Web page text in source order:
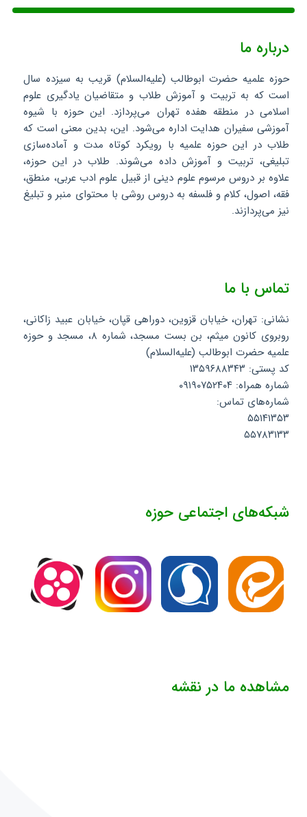
درباره ما
حوزه علمیه حضرت ابوطالب (علیه‌السلام) قریب به سیزده سال
است که به تربیت و آموزش طلاب و متقاضیان یادگیری علوم
اسلامی در منطقه هفده تهران می‌پردازد. این حوزه با شیوه
آموزشی سفیران هدایت اداره می‌شود. این، بدین معنی است که
طلاب در این حوزه علمیه با رویکرد کوتاه مدت و آماده‌سازی
تبلیغی، تربیت و آموزش داده می‌شوند. طلاب در این حوزه،
علاوه بر دروس مرسوم علوم دینی از قبیل علوم ادب عربی، منطق،
فقه، اصول، کلام و فلسفه به دروس روشی با محتوای منبر و تبلیغ
نیز می‌پردازند.
تماس با ما
نشانی: تهران، خیابان قزوین، دوراهی قپان، خیابان عبید زاکانی،
روبروی کانون میثم، بن بست مسجد، شماره ۸، مسجد و حوزه
علمیه حضرت ابوطالب (علیه‌السلام)
کد پستی: ۱۳۵۹۶۸۸۳۴۳
شماره همراه: ۰۹۱۹۰۷۵۲۴۰۴
شماره‌های تماس:
۵۵۱۴۱۳۵۳
۵۵۷۸۳۱۳۳
شبکه‌های اجتماعی حوزه
مشاهده ما در نقشه